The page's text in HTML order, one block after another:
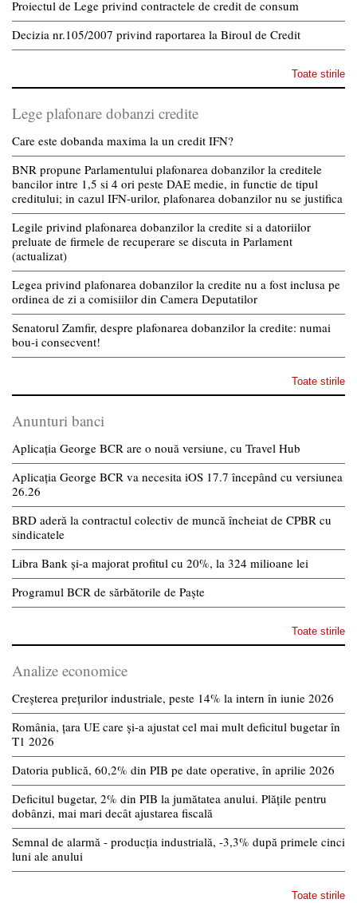
Proiectul de Lege privind contractele de credit de consum
Decizia nr.105/2007 privind raportarea la Biroul de Credit
Toate stirile
Lege plafonare dobanzi credite
Care este dobanda maxima la un credit IFN?
BNR propune Parlamentului plafonarea dobanzilor la creditele
bancilor intre 1,5 si 4 ori peste DAE medie, in functie de tipul
creditului; in cazul IFN-urilor, plafonarea dobanzilor nu se justifica
Legile privind plafonarea dobanzilor la credite si a datoriilor
preluate de firmele de recuperare se discuta in Parlament
(actualizat)
Legea privind plafonarea dobanzilor la credite nu a fost inclusa pe
ordinea de zi a comisiilor din Camera Deputatilor
Senatorul Zamfir, despre plafonarea dobanzilor la credite: numai
bou-i consecvent!
Toate stirile
Anunturi banci
Aplicația George BCR are o nouă versiune, cu Travel Hub
Aplicația George BCR va necesita iOS 17.7 începând cu versiunea
26.26
BRD aderă la contractul colectiv de muncă încheiat de CPBR cu
sindicatele
Libra Bank și-a majorat profitul cu 20%, la 324 milioane lei
Programul BCR de sărbătorile de Paște
Toate stirile
Analize economice
Creșterea prețurilor industriale, peste 14% la intern în iunie 2026
România, țara UE care și-a ajustat cel mai mult deficitul bugetar în
T1 2026
Datoria publică, 60,2% din PIB pe date operative, în aprilie 2026
Deficitul bugetar, 2% din PIB la jumătatea anului. Plățile pentru
dobânzi, mai mari decât ajustarea fiscală
Semnal de alarmă - producția industrială, -3,3% după primele cinci
luni ale anului
Toate stirile